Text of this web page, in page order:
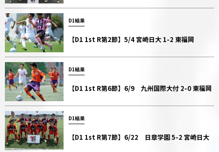
D1結果
【D1 1st R第2節】5/4 宮崎日大 1-2 東福岡
D1結果
【D1 1st R第6節】6/9 九州国際大付 2-0 東福岡
D1結果
【D1 1st R第7節】6/22 日章学園 5-2 宮崎日大